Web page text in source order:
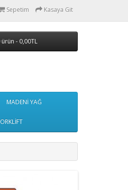
Sepetim Kasaya Git
ürün - 0,00TL
MADENİ YAĞ